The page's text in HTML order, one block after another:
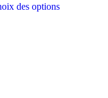
des options